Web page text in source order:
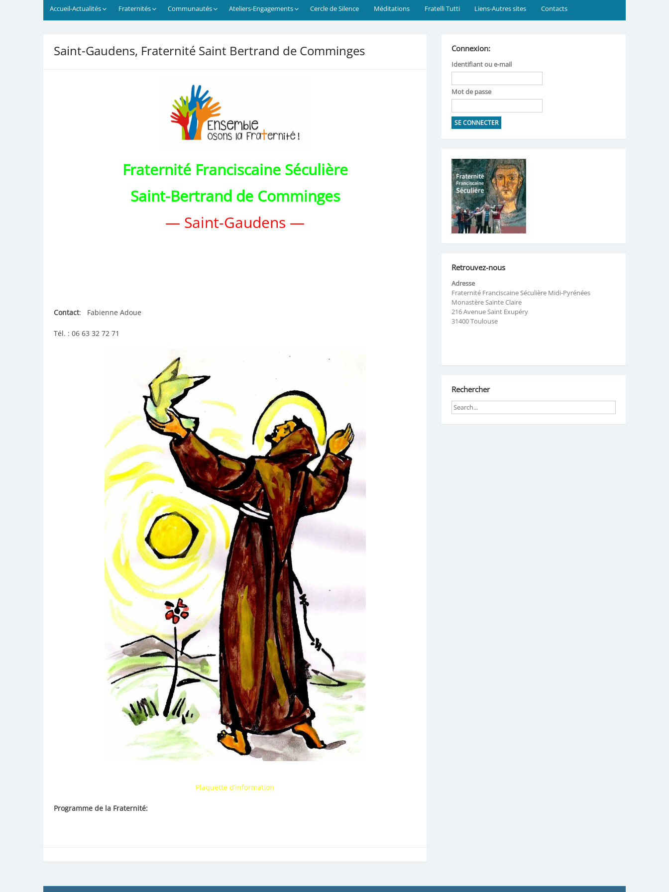
Accueil-Actualités Fraternités Communautés Ateliers-Engagements Cercle de Silence Méditations Fratelli Tutti Liens-Autres sites Contacts
Saint-Gaudens, Fraternité Saint Bertrand de Comminges
Fraternité Franciscaine Séculière
Saint-Bertrand de Comminges
— Saint-Gaudens —
Contact: Fabienne Adoue
Tél. : 06 63 32 72 71
Plaquette d’information
Programme de la Fraternité:
Connexion:
Identifiant ou e-mail
Mot de passe
Retrouvez-nous
Adresse
Fraternité Franciscaine Séculière Midi-Pyrénées
Monastère Sainte Claire
216 Avenue Saint Exupéry
31400 Toulouse
Rechercher